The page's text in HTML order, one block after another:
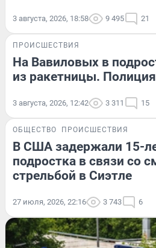
3 августа, 2026, 18:58 9 495 21
ПРОИСШЕСТВИЯ
На Вавиловых в
из ракетницы.
3 августа, 2026, 12:42 3 311 15
ОБЩЕСТВО ПРОИСШЕСТВИЯ
В США задержали 15-
подростка в связи со
стрельбой в Сиэтле
27 июля, 2026, 22:16 3 743 6